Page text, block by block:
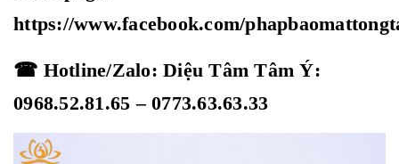
https://www.facebook.com/
☎ Hotline/Zalo: Diệu Tâm Tâm Ý:
0968.52.81.65 – 0773.63.63.33